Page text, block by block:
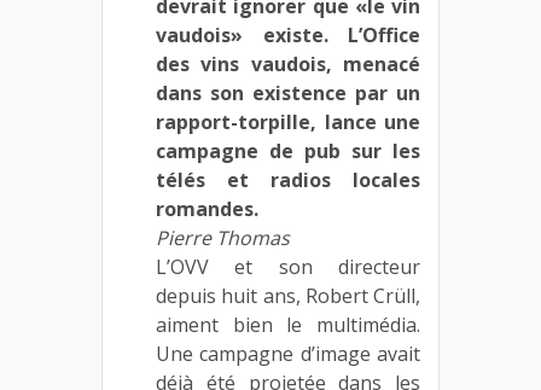
devrait ignorer que «le vin
vaudois» existe. L’Office
des vins vaudois, menacé
dans son existence par un
rapport-torpille, lance une
campagne de pub sur les
télés et radios locales
romandes.
Pierre Thomas
L’OVV et son directeur
depuis huit ans, Robert Crüll,
aiment bien le multimédia.
Une campagne d’image avait
déjà été projetée dans les